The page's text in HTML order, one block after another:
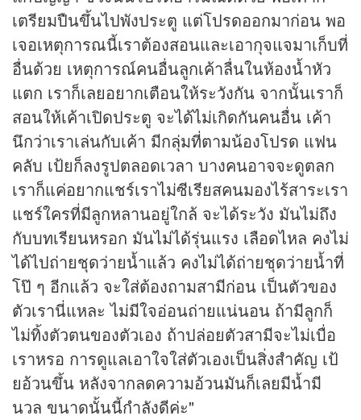
เตรียมปืนขึ้นไปพังประตู แต่โปรดออกมาก่อน พอ
เจอเหตุการณนี้เราต้องสอนและเอากุจแจมาเก็บที่
อื่นด้วย เหตุการณ์คนอื่นลูกเค้าลื่นในห้องน้ำหัว
แตก เราก็เลยอยากเตือนให้ระวังกัน จากนั้นเราก็
สอนให้เค้าเปิดประตู จะได้ไม่เกิดกันคนอื่น เค้า
นึกว่าเราเล่นกับเค้า มีกลุ่มที่ตามน้องโปรด แฟน
คลับ เป้ยก็ลงรูปตลอดเวลา บางคนอาจจะดูตลก
เราก็แค่อยากแชร์เราไม่ซีเรียสคนมองไร้สาระเรา
แชร์ใครที่มีลูกหลานอยู่ใกล้ จะได้ระวัง มันไม่ถึง
กับบทเรียนหรอก มันไม่ได้รุ่นแรง เลือดไหล คงไม่
ได้ไปถ่ายชุดว่ายน้ำแล้ว คงไม่ได้ถ่ายชุดว่ายน้ำที่
โป๊ ๆ อีกแล้ว จะใส่ต้องถามสามีก่อน เป็นตัวของ
ตัวเรานี่แหละ ไม่มีใจอ่อนถ่ายแน่นอน ถ้ามีลูกก็
ไม่ทิ้งตัวตนของตัวเอง ถ้าปล่อยตัวสามีจะไม่เบื่อ
เราหรอ การดูแลเอาใจใส่ตัวเองเป็นสิ่งสำคัญ เป้
ยอ้วนขึ้น หลังจากลดความอ้วนมันก็เลยมีน้ำมี
นวล ขนาดนั้นนี้กำลังดีค่ะ"